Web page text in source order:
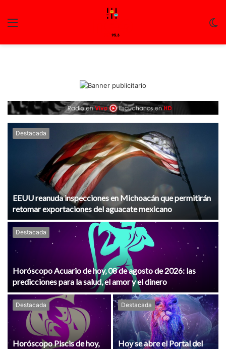
Destacada
EEUU reanuda inspecciones en Michoacán que permitirán
retomar exportaciones del aguacate mexicano
Destacada
Horóscopo Acuario de hoy, 08 de agosto de 2026: las
predicciones para la salud, el amor y el dinero
Destacada
Horóscopo Piscis de hoy,
Destacada
Hoy se abre el Portal del